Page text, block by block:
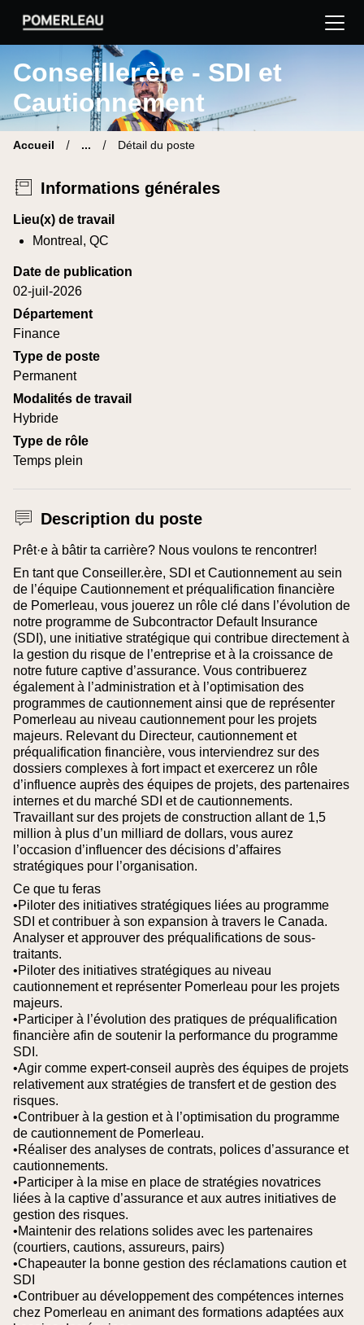
Pomerleau Site carrière | Trouve ton nouveau poste
Conseiller.ère - SDI et
Cautionnement
Accueil ... Détail du poste
Informations générales
Lieu(x) de travail
Montreal, QC
Date de publication
02-juil-2026
Département
Finance
Type de poste
Permanent
Modalités de travail
Hybride
Type de rôle
Temps plein
Description du poste
Prêt·e à bâtir ta carrière? Nous voulons te rencontrer!
En tant que Conseiller.ère, SDI et Cautionnement au sein
de l’équipe Cautionnement et préqualification financière
de Pomerleau, vous jouerez un rôle clé dans l’évolution de
notre programme de Subcontractor Default Insurance
(SDI), une initiative stratégique qui contribue directement à
la gestion du risque de l’entreprise et à la croissance de
notre future captive d’assurance. Vous contribuerez
également à l’administration et à l’optimisation des
programmes de cautionnement ainsi que de représenter
Pomerleau au niveau cautionnement pour les projets
majeurs. Relevant du Directeur, cautionnement et
préqualification financière, vous interviendrez sur des
dossiers complexes à fort impact et exercerez un rôle
d’influence auprès des équipes de projets, des partenaires
internes et du marché SDI et de cautionnements.
Travaillant sur des projets de construction allant de 1,5
million à plus d’un milliard de dollars, vous aurez
l’occasion d’influencer des décisions d’affaires
stratégiques pour l’organisation.
Ce que tu feras
•Piloter des initiatives stratégiques liées au programme
SDI et contribuer à son expansion à travers le Canada.
Analyser et approuver des préqualifications de sous-
traitants.
•Piloter des initiatives stratégiques au niveau
cautionnement et représenter Pomerleau pour les projets
majeurs.
•Participer à l’évolution des pratiques de préqualification
financière afin de soutenir la performance du programme
SDI.
•Agir comme expert-conseil auprès des équipes de projets
relativement aux stratégies de transfert et de gestion des
risques.
•Contribuer à la gestion et à l’optimisation du programme
de cautionnement de Pomerleau.
•Réaliser des analyses de contrats, polices d’assurance et
cautionnements.
•Participer à la mise en place de stratégies novatrices
liées à la captive d’assurance et aux autres initiatives de
gestion des risques.
•Maintenir des relations solides avec les partenaires
(courtiers, cautions, assureurs, pairs)
•Chapeauter la bonne gestion des réclamations caution et
SDI
•Contribuer au développement des compétences internes
chez Pomerleau en animant des formations adaptées aux